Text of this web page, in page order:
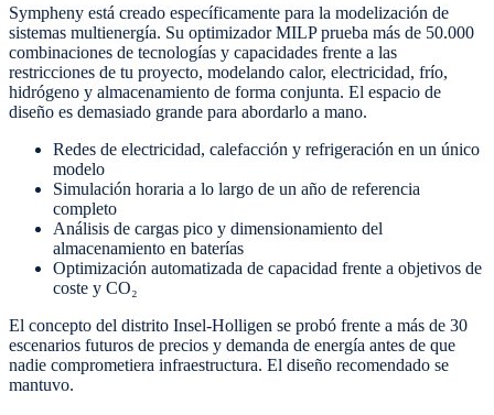
Sympheny está creado específicamente para la modelización de
sistemas multienergía. Su optimizador MILP prueba más de 50.000
combinaciones de tecnologías y capacidades frente a las
restricciones de tu proyecto, modelando calor, electricidad, frío,
hidrógeno y almacenamiento de forma conjunta. El espacio de
diseño es demasiado grande para abordarlo a mano.
Redes de electricidad, calefacción y refrigeración en un único
modelo
Simulación horaria a lo largo de un año de referencia
completo
Análisis de cargas pico y dimensionamiento del
almacenamiento en baterías
Optimización automatizada de capacidad frente a objetivos de
coste y CO₂
El concepto del distrito Insel-Holligen se probó frente a más de 30
escenarios futuros de precios y demanda de energía antes de que
nadie comprometiera infraestructura. El diseño recomendado se
mantuvo.